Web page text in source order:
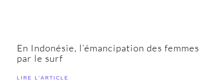
En Indonésie, l’émancipation des femmes
par le surf
LIRE L'ARTICLE